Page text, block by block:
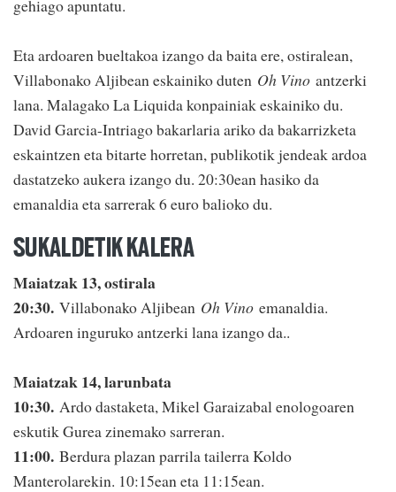
gehiago apuntatu.
Eta ardoaren bueltakoa izango da baita ere, ostiralean,
Villabonako Aljibean eskainiko duten Oh Vino antzerki
lana. Malagako La Liquida konpainiak eskainiko du.
David Garcia-Intriago bakarlaria ariko da bakarrizketa
eskaintzen eta bitarte horretan, publikotik jendeak ardoa
dastatzeko aukera izango du. 20:30ean hasiko da
emanaldia eta sarrerak 6 euro balioko du.
SUKALDETIK KALERA
Maiatzak 13, ostirala
20:30. Villabonako Aljibean Oh Vino emanaldia.
Ardoaren inguruko antzerki lana izango da..
Maiatzak 14, larunbata
10:30. Ardo dastaketa, Mikel Garaizabal enologoaren
eskutik Gurea zinemako sarreran.
11:00. Berdura plazan parrila tailerra Koldo
Manterolarekin. 10:15ean eta 11:15ean.